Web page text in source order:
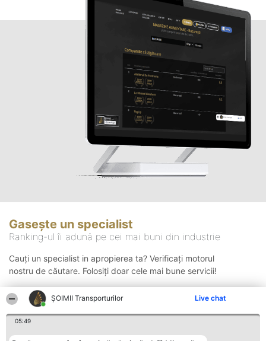
ȘOIMII Transporturilor Live chat
05:49
Gasește un specialist
Ranking-ul îi adună pe cei mai buni din industrie
Cauți un specialist in apropierea ta? Verificați motorul
nostru de căutare. Folosiți doar cele mai bune servicii!